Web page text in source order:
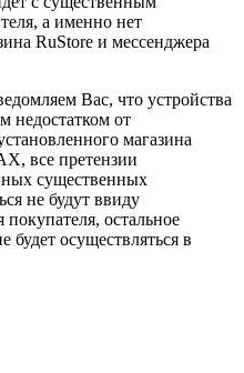
а именно нет
RuStore и мессенджера
Вас, что устройства
недостатком от
магазина
все претензии
существенных
не будут ввиду
остальное
будет осуществляться в